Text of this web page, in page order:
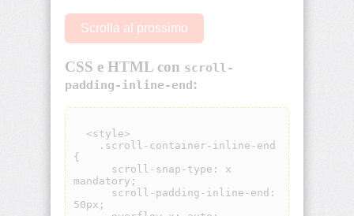
background-
mode
background-
clip
background-
color
background-
image